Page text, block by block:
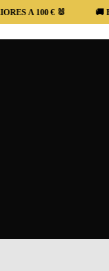
100 € 🐰 🚚 ENVÍO